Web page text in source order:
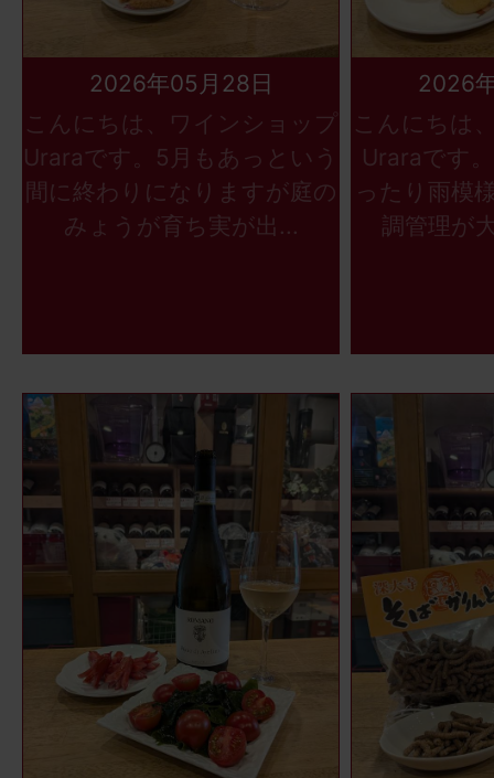
2026年05月28日
こんにちは、ワインショップ
Uraraです。5月もあっという
間に終わりになりますが庭の
みょうが育ち実が出...
2026
こんにちは
Uraraです
ったり雨模
調管理が